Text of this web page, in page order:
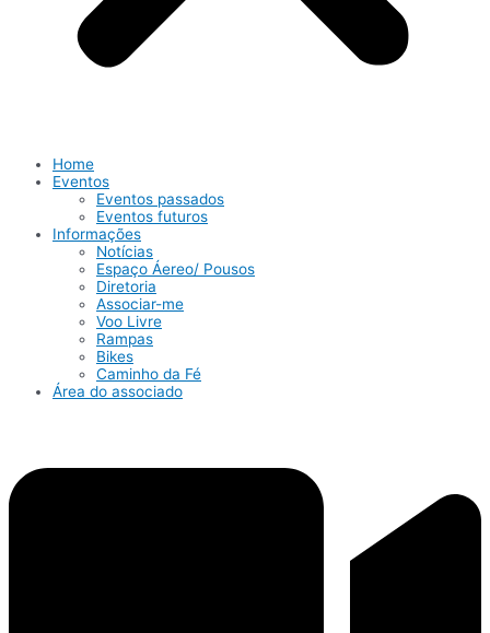
Home
Eventos
Eventos passados
Eventos futuros
Informações
Notícias
Espaço Áereo/ Pousos
Diretoria
Associar-me
Voo Livre
Rampas
Bikes
Caminho da Fé
Área do associado